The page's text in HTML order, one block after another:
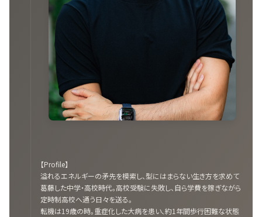
【Profile】
溢れるエネルギーの矛先を模索し、型にはまらない生き方を求めて
葛藤した中学・高校時代。高校受験に失敗し、自ら学費を稼ぎながら
定時制高校へ通う日々を送る。
転機は19歳の時。重症化した大病を患い、約1年間歩行困難な状態